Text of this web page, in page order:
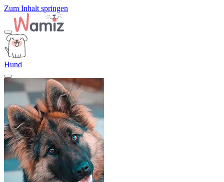
Zum Inhalt springen
Hund